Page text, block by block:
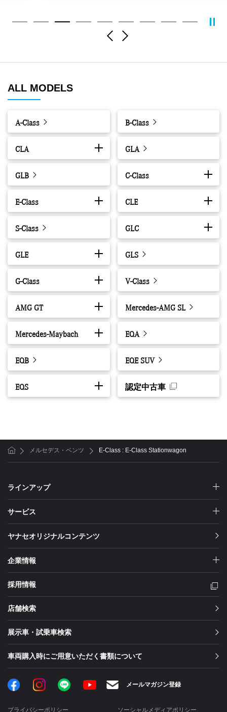
Previous
ALL MODELS
A-Class B-Class
CLA GLA
GLB C-Class
E-Class CLE
S-Class GLC
GLE GLS
G-Class V-Class
AMG GT Mercedes-AMG SL
Mercedes-Maybach EQA
EQB EQE SUV
EQS 認定中古車
ホームメルセデス・ベンツ E-Class : E-Class Stationwagon
ラインアップ
サービス
ヤナセオリジナルコンテンツ
企業情報
採用情報
店舗検索
展示車・試乗車検索
車両購入時にご用意いただく書類について
FacebookInstagramLINE YouTube メールマガジン登録
プライバシーポリシー ソーシャルメディアポリシー